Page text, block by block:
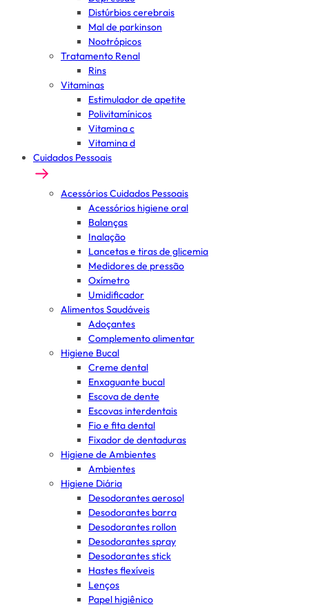
Distúrbios cerebrais
Mal de parkinson
Nootrópicos
Tratamento Renal
Rins
Vitaminas
Estimulador de apetite
Polivitamínicos
Vitamina c
Vitamina d
Cuidados Pessoais
Acessórios Cuidados Pessoais
Acessórios higiene oral
Balanças
Inalação
Lancetas e tiras de glicemia
Medidores de pressão
Oxímetro
Umidificador
Alimentos Saudáveis
Adoçantes
Complemento alimentar
Higiene Bucal
Creme dental
Enxaguante bucal
Escova de dente
Escovas interdentais
Fio e fita dental
Fixador de dentaduras
Higiene de Ambientes
Ambientes
Higiene Diária
Desodorantes aerosol
Desodorantes barra
Desodorantes rollon
Desodorantes spray
Desodorantes stick
Hastes flexíveis
Lenços
Papel higiênico